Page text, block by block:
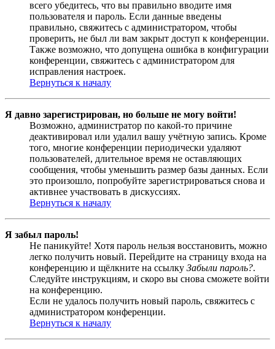
всего убедитесь, что вы правильно вводите имя
пользователя и пароль. Если данные введены
правильно, свяжитесь с администратором, чтобы
проверить, не был ли вам закрыт доступ к конференции.
Также возможно, что допущена ошибка в конфигурации
конференции, свяжитесь с администратором для
исправления настроек.
Вернуться к началу
Я давно зарегистрирован, но больше не могу войти!
Возможно, администратор по какой-то причине
деактивировал или удалил вашу учётную запись. Кроме
того, многие конференции периодически удаляют
пользователей, длительное время не оставляющих
сообщения, чтобы уменьшить размер базы данных. Если
это произошло, попробуйте зарегистрироваться снова и
активнее участвовать в дискуссиях.
Вернуться к началу
Я забыл пароль!
Не паникуйте! Хотя пароль нельзя восстановить, можно
легко получить новый. Перейдите на страницу входа на
конференцию и щёлкните на ссылку Забыли пароль?.
Следуйте инструкциям, и скоро вы снова сможете войти
на конференцию.
Если не удалось получить новый пароль, свяжитесь с
администратором конференции.
Вернуться к началу